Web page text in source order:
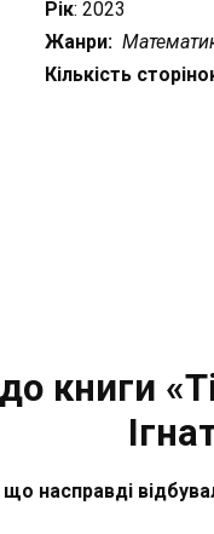
Рік: 2023
Жанри:
Кількість
книги
насправді